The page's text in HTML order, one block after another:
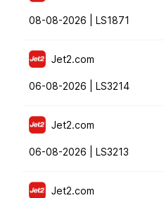
08-08-2026 | LS1871
Jet2.com
06-08-2026 | LS3214
Jet2.com
06-08-2026 | LS3213
Jet2.com